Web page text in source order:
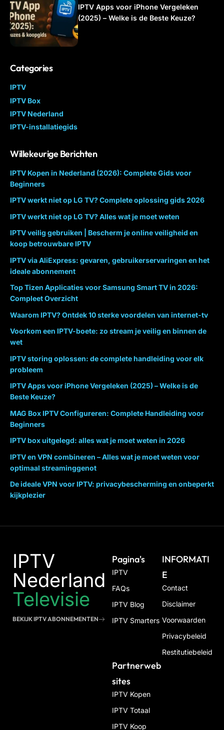
IPTV Apps voor iPhone Vergeleken
(2025) – Welke is de Beste Keuze?
Categories
IPTV
IPTV Box
IPTV Nederland
IPTV-installatiegids
Willekeurige Berichten
IPTV Kopen in Nederland (2026): Complete Gids voor
Beginners
IPTV werkt niet op LG TV? Complete oplossing gids 2026
IPTV werkt niet op LG TV? Alles wat je moet weten
IPTV veilig gebruiken | Bescherm je online veiligheid en
koop betrouwbare IPTV
IPTV via AliExpress: gevaren, gebruikerservaringen en het
ideale abonnement
Top Tizen Applicaties voor Samsung Smart TV in 2026:
Compleet Overzicht
Waarom IPTV? Ontdek 10 sterke voordelen van internet-tv
Voorkom een IPTV-boete: zo stream je veilig en binnen de
wet
IPTV storing oplossen: de complete handleiding voor elk
probleem
IPTV Apps voor iPhone Vergeleken (2025) – Welke is de
Beste Keuze?
MAG Box IPTV Configureren: Complete Handleiding voor
Beginners
IPTV box uitgelegd: alles wat je moet weten in 2026
IPTV en VPN combineren – Alles wat je moet weten voor
optimaal streaminggenot
De ideale VPN voor IPTV: privacybescherming en onbeperkt
kijkplezier
IPTV
Nederland
Televisie
BEKIJK IPTV ABONNEMENTEN
Pagina's
IPTV
FAQs
IPTV Blog
IPTV Smarters
INFORMATI
E
Contact
Disclaimer
Voorwaarden
Privacybeleid
Restitutiebeleid
Partnerweb
Sites
IPTV Kopen
IPTV Totaal
IPTV Koop